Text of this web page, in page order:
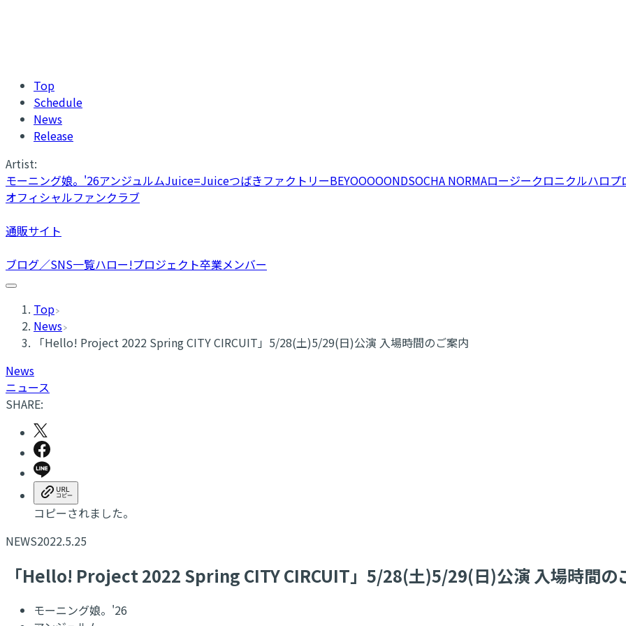
Top
Schedule
News
Release
Artist:
モーニング娘。'26アンジュルムJuice=JuiceつばきファクトリーBEYOOOOONDSOCHA NORMAロージークロニクルハロプ
オフィシャルファンクラブ
通販サイト
ブログ／SNS一覧ハロー!プロジェクト卒業メンバー
Top
News
「Hello! Project 2022 Spring CITY CIRCUIT」5/28(土)5/29(日)公演 入場時間のご案内
News
ニュース
SHARE:
コピーされました。
NEWS2022.5.25
「Hello! Project 2022 Spring CITY CIRCUIT」5/28(土)5/29(日)公演 入場時間の
モーニング娘。'26